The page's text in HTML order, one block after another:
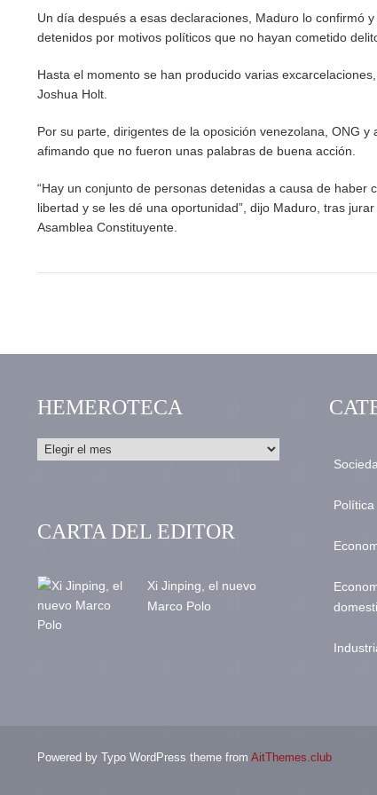
Un día después a esas declaraciones, Maduro lo confirmó
detenidos por motivos políticos que no hayan cometido
Hasta el momento se han producido varias
Joshua Holt.
Por su parte, dirigentes de la oposición venezolana, ONG
afimando que no fueron unas palabras de buena acción.
“Hay un conjunto de personas detenidas a causa de
libertad y se les dé una oportunidad”, dijo Maduro, tras
Asamblea Constituyente.
HEMEROTECA
CARTA DEL EDITOR
Xi Jinping, el nuevo
Marco Polo
Política
Powered by Typo WordPress theme from AitThemes.club